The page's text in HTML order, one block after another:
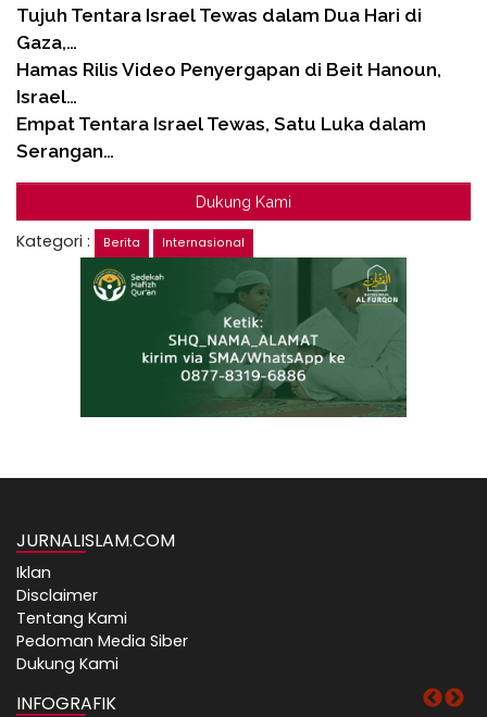
Tujuh Tentara Israel Tewas dalam Dua Hari di
Gaza,…
Hamas Rilis Video Penyergapan di Beit Hanoun,
Israel…
Empat Tentara Israel Tewas, Satu Luka dalam
Serangan…
Dukung Kami
Kategori : Berita Internasional
JURNALISLAM.COM
Iklan
Disclaimer
Tentang Kami
Pedoman Media Siber
Dukung Kami
INFOGRAFIK